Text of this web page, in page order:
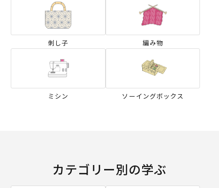
刺し子 編み物
ミシン ソーイングボックス
カテゴリー別の学ぶ